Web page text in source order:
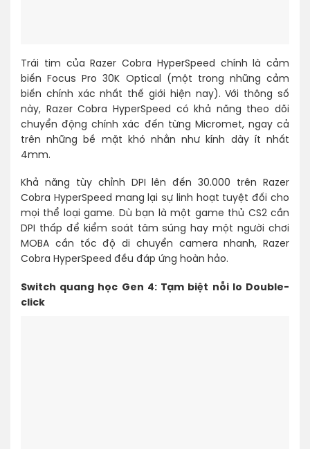
Trái tim của Razer Cobra HyperSpeed chính là cảm
biến Focus Pro 30K Optical (một trong những cảm
biến chính xác nhất thế giới hiện nay). Với thông số
này, Razer Cobra HyperSpeed có khả năng theo dõi
chuyển động chính xác đến từng Micromet, ngay cả
trên những bề mặt khó nhằn như kính dày ít nhất
4mm.
Khả năng tùy chỉnh DPI lên đến 30.000 trên Razer
Cobra HyperSpeed mang lại sự linh hoạt tuyệt đối cho
mọi thể loại game. Dù bạn là một game thủ CS2 cần
DPI thấp để kiểm soát tâm súng hay một người chơi
MOBA cần tốc độ di chuyển camera nhanh, Razer
Cobra HyperSpeed đều đáp ứng hoàn hảo.
Switch quang học Gen 4: Tạm biệt nỗi lo Double-
click